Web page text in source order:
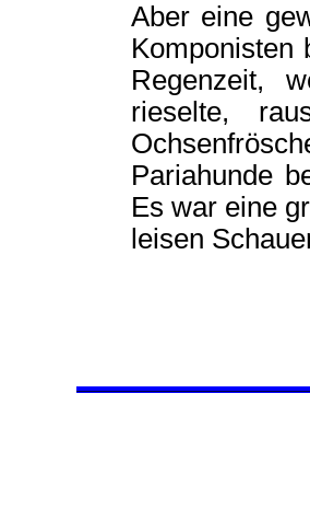
Aber eine
Komponisten
Regenzeit,
rieselte,
Pariahunde
Es war eine
leisen